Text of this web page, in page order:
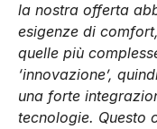
la nostra offerta
esigenze di
quelle più
‘innovazione’,
una forte
tecnologie. Questo